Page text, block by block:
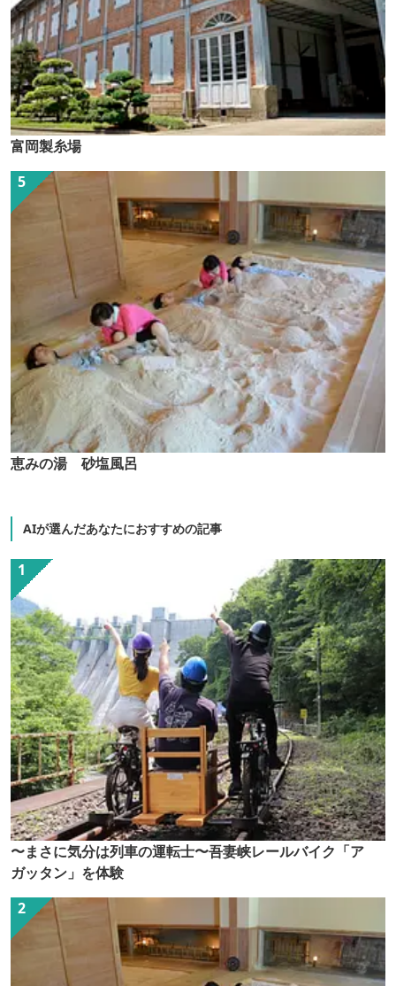
富岡製糸場
恵みの湯 砂塩風呂
AIが選んだあなたにおすすめの記事
〜まさに気分は列車の運転士〜吾妻峡レールバイク「ア
ガッタン」を体験